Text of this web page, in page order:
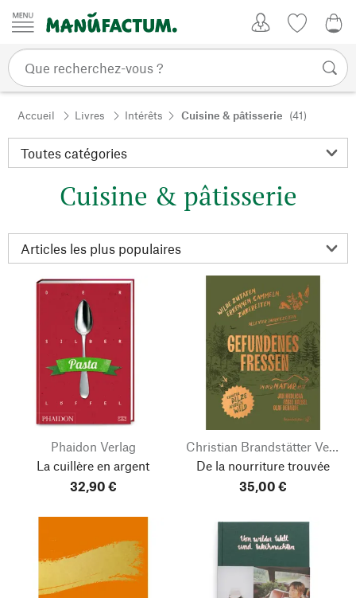
Passer au contenu
Accueil Livres Intérêts Cuisine & pâtisserie (41)
Cuisine & pâtisserie
Phaidon Verlag
La cuillère en argent
32,90 €
Christian Brandstätter Verlag
De la nourriture trouvée
35,00 €